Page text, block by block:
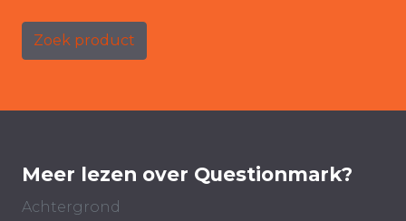
Zoek product
Meer lezen over Questionmark?
Achtergrond